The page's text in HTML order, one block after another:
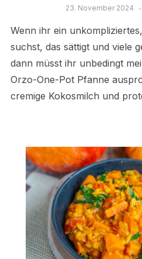
23. November 2024
Wenn ihr ein
suchst, das sättigt und viele
dann müsst ihr unbedingt
Orzo-One-Pot Pfanne
cremige Kokosmilch und